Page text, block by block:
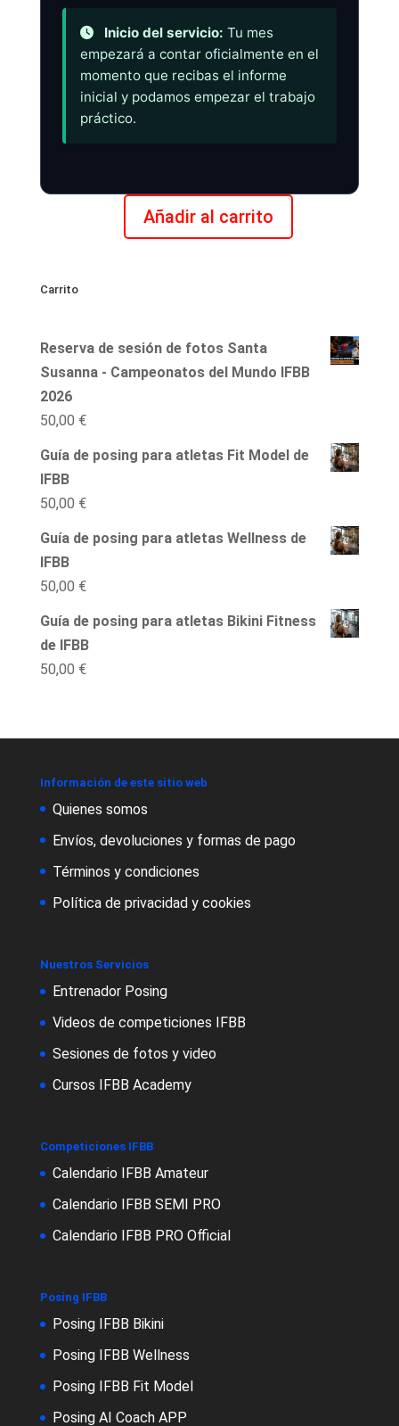
Inicio del servicio: Tu mes
empezará a contar oficialmente en el
momento que recibas el informe
inicial y podamos empezar el trabajo
práctico.
meses
IFBB
Añadir al carrito
Carrito
Reserva de sesión de fotos Santa
Susanna - Campeonatos del Mundo IFBB
2026
50,00 €
Guía de posing para atletas Fit Model de
IFBB
50,00 €
Guía de posing para atletas Wellness de
IFBB
50,00 €
Guía de posing para atletas Bikini Fitness
de IFBB
50,00 €
Información de este sitio web
Quienes somos
Envíos, devoluciones y formas de pago
Términos y condiciones
Política de privacidad y cookies
Nuestros Servicios
Entrenador Posing
Videos de competiciones IFBB
Sesiones de fotos y video
Cursos IFBB Academy
Competiciones IFBB
Calendario IFBB Amateur
Calendario IFBB SEMI PRO
Calendario IFBB PRO Official
Posing IFBB
Posing IFBB Bikini
Posing IFBB Wellness
Posing IFBB Fit Model
Posing AI Coach APP